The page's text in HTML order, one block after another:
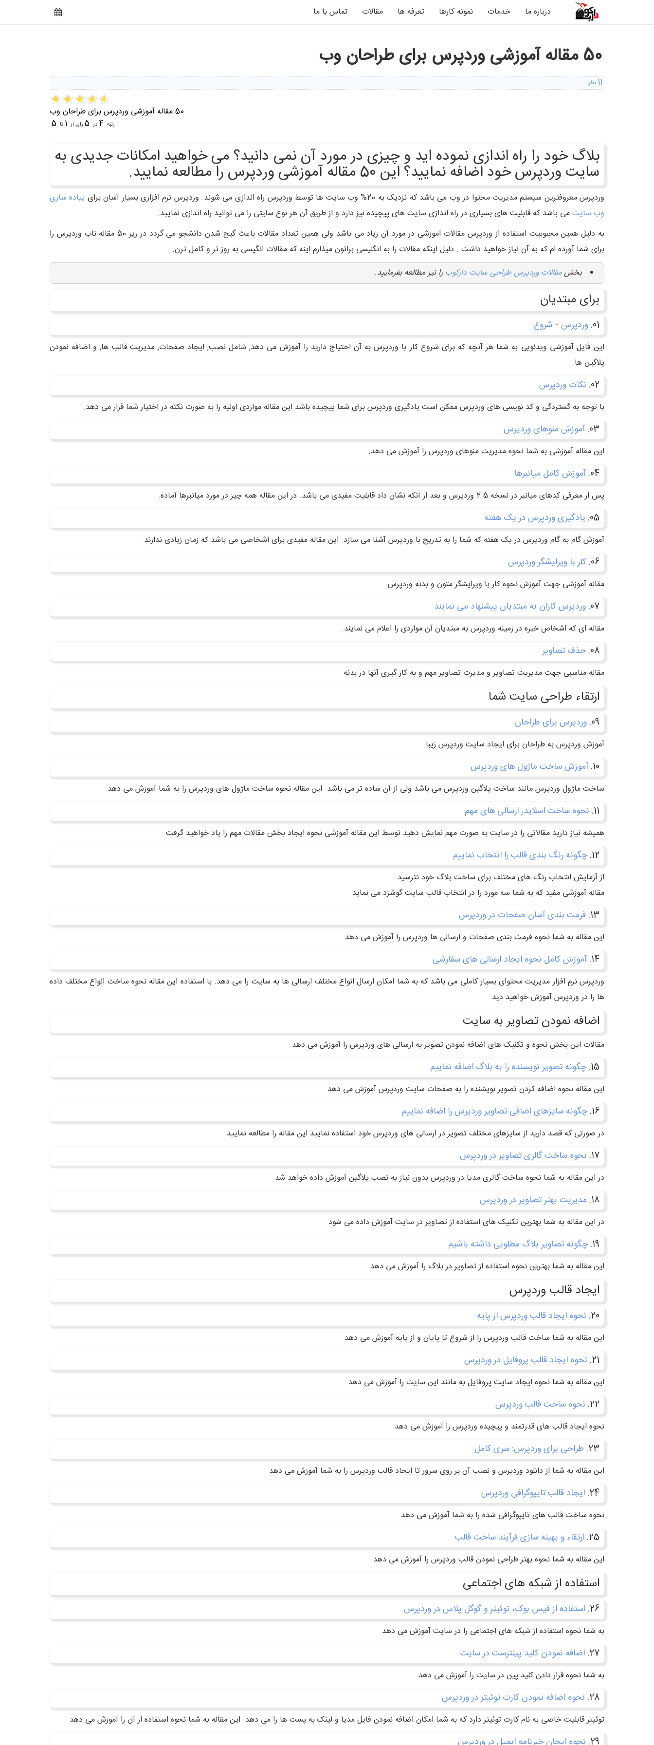
درباره ما خدمات نمونه کارها تعرفه ها مقالات تماس با ما
50 مقاله آموزشی وردپرس برای طراحان وب
11 نظر
50 مقاله آموزشی وردپرس برای طراحان وب
رتبه 4 در 5 رای از 1 تا 5
بلاگ خود را راه اندازی نموده اید و چیزی در مورد آن نمی دانید؟ می خواهید امکانات جدیدی به
سایت وردپرس خود اضافه نمایید؟ این 50 مقاله آموزشی وردپرس را مطالعه نمایید.
وردپرس معروفترین سیستم مدیریت محتوا در وب می باشد که نزدیک به 20% وب سایت ها توسط وردپرس راه اندازی می شوند. وردپرس نرم افزاری بسیار آسان برای
پیاده سازی
وب سایتمی باشد که قابلیت های بسیاری در راه اندازی سایت های پیچیده نیز دارد و از طریق آن هر نوع سایتی را می توانید راه اندازی نمایید.
به دلیل همین محبوبیت استفاده از وردپرس مقالات آموزشی در مورد آن زیاد می باشد ولی همین تعداد مقالات باعث گیج شدن دانشجو می گردد در زیر 50 مقاله ناب وردپرس را
برای شما آورده ام که به آن نیاز خواهید داشت . دلیل اینکه مقالات را به انگلیسی براتون میذارم اینه که مقالات انگیسی به روز تر و کامل ترن.
بخشمقالات وردپرسطراحی سایت دارکوب را نیز مطالعه بفرمایید.
برای مبتدیان
01. وردپرس - شروع
این فایل آموزشی ویدئویی به شما هر آنچه که برای شروع کار با وردپرس به آن احتیاج دارید را آموزش می دهد, شامل نصب, ایجاد صفحات, مدیریت قالب ها, و اضافه نمودن
پلاگین ها.
02. نکات وردپرس
با توجه به گستردگی و کد نویسی های وردپرس ممکن است یادگیری وردپرس برای شما پیچیده باشد این مقاله مواردی اولیه را به صورت نکته در اختیار شما قرار می دهد.
03. آموزش منوهای وردپرس
این مقاله آموزشی به شما نحوه مدیریت منوهای وردپرس را آموزش می دهد.
04. آموزش کامل میانبرها
پس از معرفی کدهای میانبر در نسخه 2.5 وردپرس و بعد از آنکه نشان داد قابلیت مفیدی می باشد. در این مقاله همه چیز در مورد میانبرها آماده.
05. یادگیری وردپرس در یک هفته
آموزش گام به گام وردپرس در یک هفته که شما را به تدریج با وردپرس آشنا می سازد. این مقاله مفیدی برای اشخاصی می باشد که زمان زیادی ندارند.
06. کار با ویرایشگر وردپرس
مقاله آموزشی جهت آموزش نحوه کار با ویرایشگر متون و بدنه وردپرس
07. وردپرس کاران به مبتدیان پیشنهاد می نمایند
مقاله ای که اشخاص خبره در زمینه وردپرس به مبتدیان آن مواردی را اعلام می نمایند.
08. حذف تصاویر
مقاله مناسبی جهت مدیریت تصاویر و مدیرت تصاویر مهم و به کار گیری آنها در بدنه
ارتقاء طراحی سایت شما
09. وردپرس برای طراحان
آموزش وردپرس به طراحان برای ایجاد سایت وردپرس زیبا
10. آموزش ساخت ماژول های وردپرس
ساخت ماژول وردپرس مانند ساخت پلاگین وردپرس می باشد ولی از آن ساده تر می باشد. این مقاله نحوه ساخت ماژول های وردپرس را به شما آموزش می دهد.
11. نحوه ساخت اسلایدر ارسالی های مهم
همیشه نیاز دارید مقالاتی را در سایت به صورت مهم نمایش دهید توسط این مقاله آموزشی نحوه ایجاد بخش مقالات مهم را یاد خواهید گرفت
12. چگونه رنگ بندی قالب را انتخاب نماییم
از آزمایش انتخاب رنگ های مختلف برای ساخت بلاگ خود نترسید
مقاله آموزشی مفید که به شما سه مورد را در انتخاب قالب سایت گوشزد می نماید
13. فرمت بندی آسان صفحات در وردپرس
این مقاله به شما نحوه فرمت بندی صفحات و ارسالی ها وردپرس را آموزش می دهد
14. آموزش کامل نحوه ایجاد ارسالی های سفارشی
وردپرس نرم افزار مدیریت محتوای بسیار کاملی می باشد که به شما امکان ارسال انواع مختلف ارسالی ها به سایت را می دهد. با استفاده این مقاله نحوه ساخت انواع مختلف داده
ها را در وردپرس آموزش خواهید دید
اضافه نمودن تصاویر به سایت
مقالات این بخش نحوه و تکنیک های اضافه نمودن تصویر به ارسالی های وردپرس را آموزش می دهد.
15. چگونه تصویر نویسنده را به بلاگ اضافه نماییم
این مقاله نحوه اضافه کردن تصویر نویشنده را به صفحات سایت وردپرس آموزش می دهد
16. چگونه سایزهای اضافی تصاویر وردپرس را اضافه نماییم
در صورتی که قصد دارید از سایزهای مختلف تصویر در ارسالی های وردپرس خود استفاده نمایید این مقاله را مطالعه نمایید
17. نحوه ساخت گالری تصاویر در وردپرس
در این مقاله به شما نحوه ساخت گالری مدیا در وردپرس بدون نیاز به نصب پلاگین آموزش داده خواهد شد
18. مدیریت بهتر تصاویر در وردپرس
در این مقاله به شما بهترین تکنیک های استفاده از تصاویر در سایت آموزش داده می شود
19. چگونه تصاویر بلاگ مطلوبی داشته باشیم
این مقاله به شما بهترین نحوه استفاده از تصاویر در بلاگ را آموزش می دهد
ایجاد قالب وردپرس
20. نحوه ایجاد قالب وردپرس از پایه
این مقاله به شما ساخت قالب وردپرس را از شروع تا پایان و از پایه آموزش می دهد
21. نحوه ایجاد قالب پروفایل در وردپرس
این مقاله به شما نحوه ایجاد سایت پروفایل به مانند این سایت را آموزش می دهد
22. نحوه ساخت قالب وردپرس
نحوه ایجاد قالب های قدرتمند و پیچیده وردپرس را آموزش می دهد
23. طراحی برای وردپرس: سری کامل
این مقاله به شما از دانلود وردپرس و نصب آن بر روی سرور تا ایجاد قالب وردپرس را به شما آموزش می دهد
24. ایجاد قالب تایپوگرافی وردپرس
نحوه ساخت قالب های تایپوگرافی شده را به شما آموزش می دهد
25. ارتقاء و بهینه سازی فرآیند ساخت قالب
این مقاله به شما نحوه بهتر طراحی نمودن قالب وردپرس را آموزش می دهد
استفاده از شبکه های اجتماعی
26. استفاده از فیس بوک، توئیتر و گوگل پلاس در وردپرس
به شما نحوه استفاده از شبکه های اجتماعی را در سایت آموزش می دهد
27. اضافه نمودن کلید پینترست در سایت
به شما نحوه قرار دادن کلید پین در سایت را آموزش می دهد
28. نحوه اضافه نمودن کارت توئیتر در وردپرس
توئیتر قابلیت خاصی به نام کارت توئیتر دارد که به شما امکان اضافه نمودن فایل مدیا و لینک به پست ها را می دهد. این مقاله به شما نحوه استفاده از آن را آموزش می دهد
29. نحوه ایجان خبرنامه ایمیل در وردپرس